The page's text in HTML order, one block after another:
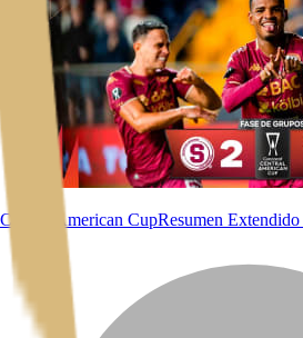
Central American CupResumen